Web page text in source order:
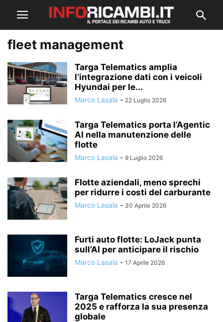
fleet management
Targa Telematics amplia
l’integrazione dati con i veicoli
Hyundai per le...
Marco Lasala - 22 Luglio 2026
Targa Telematics porta l’Agentic
AI nella manutenzione delle
flotte
Marco Lasala - 9 Luglio 2026
Flotte aziendali, meno sprechi
per ridurre i costi del carburante
Marco Lasala - 30 Aprile 2026
Furti auto flotte: LoJack punta
sull’AI per anticipare il rischio
Marco Lasala - 17 Aprile 2026
Targa Telematics cresce nel
2025 e rafforza la sua presenza
globale